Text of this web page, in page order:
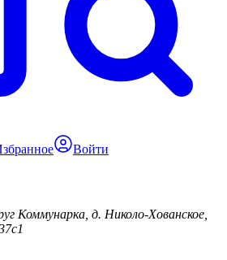
Войти
Коммунарка, д. Николо-Хованское,